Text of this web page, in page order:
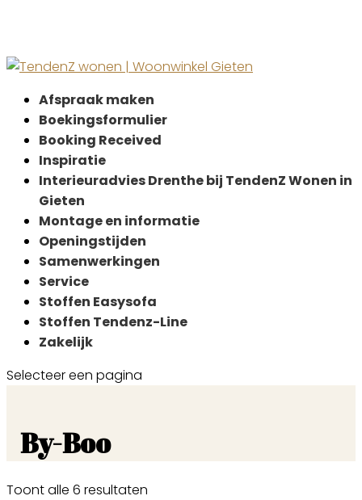
Afspraak maken
Boekingsformulier
Booking Received
Inspiratie
Interieuradvies Drenthe bij TendenZ Wonen in
Gieten
Montage en informatie
Openingstijden
Samenwerkingen
Service
Stoffen Easysofa
Stoffen Tendenz-Line
Zakelijk
Selecteer een pagina
By-Boo
Toont alle 6 resultaten